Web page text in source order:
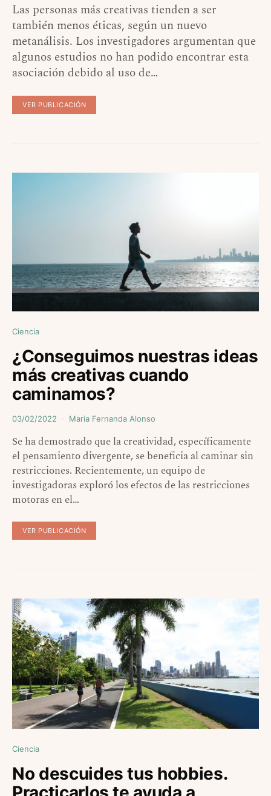
Las personas más creativas tienden a ser
también menos éticas, según un nuevo
metanálisis. Los investigadores argumentan que
algunos estudios no han podido encontrar esta
asociación debido al uso de…
VER PUBLICACIÓN
Ciencia
¿Conseguimos nuestras ideas
más creativas cuando
caminamos?
03/02/2022 Maria Fernanda Alonso
Se ha demostrado que la creatividad, específicamente
el pensamiento divergente, se beneficia al caminar sin
restricciones. Recientemente, un equipo de
investigadoras exploró los efectos de las restricciones
motoras en el…
VER PUBLICACIÓN
Ciencia
No descuides tus hobbies.